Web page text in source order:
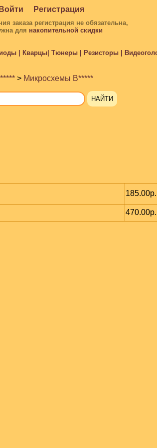
Войти Регистрация
заказа регистрация не обязательна,
для накопительной скидки
| Кварцы| Тюнеры | Резисторы |
> Микросхемы B*****
185.00р.
470.00р.